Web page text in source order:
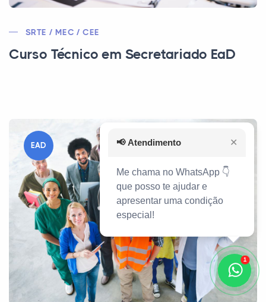
SRTE / MEC / CEE
Curso Técnico em Secretariado EaD
EAD
1
📢 Atendimento ✕
Me chama no WhatsApp 👇
que posso te ajudar e
apresentar uma condição
especial!